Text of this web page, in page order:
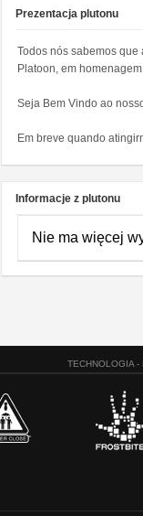
Prezentacja plutonu
Todos nós sabemos que
Platoon, em
Seja Bem Vindo ao
Em breve quando
Informacje z plutonu
Nie ma więcej
TECHNOLOGIA -